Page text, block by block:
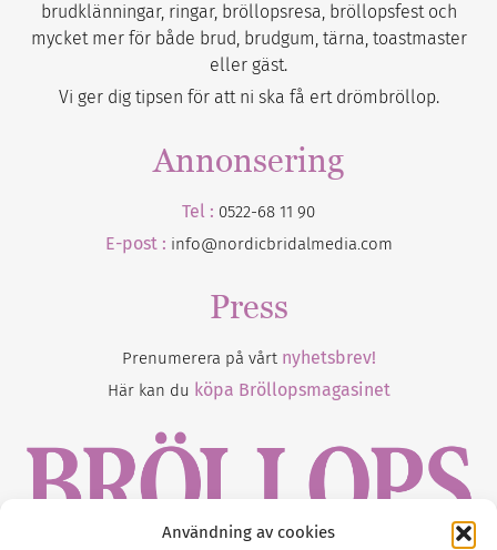
Användning av cookies
brudklänningar, ringar, bröllopsresa, bröllopsfest och
mycket mer för både brud, brudgum, tärna, toastmaster
eller gäst.
Vi ger dig tipsen för att ni ska få ert drömbröllop.
Annonsering
Tel : 0522-68 11 90
E-post : info@nordicbridalmedia.com
Press
Prenumerera på vårt nyhetsbrev!
Här kan du köpa Bröllopsmagasinet